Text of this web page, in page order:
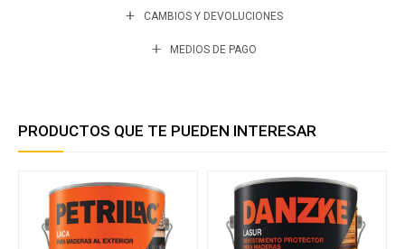
CAMBIOS Y DEVOLUCIONES
MEDIOS DE PAGO
PRODUCTOS QUE TE PUEDEN INTERESAR